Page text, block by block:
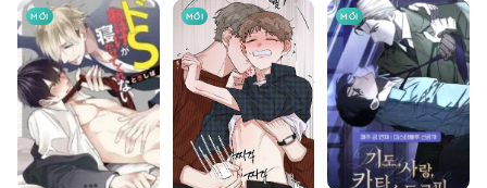
MỚI MỚI MỚI